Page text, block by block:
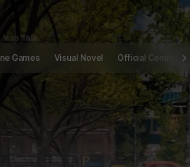
Games Visual Novel Official Community